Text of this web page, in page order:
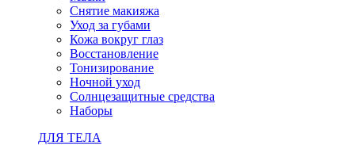
Снятие макияжа
Уход за губами
Кожа вокруг глаз
Восстановление
Тонизирование
Ночной уход
Солнцезащитные средства
Наборы
ДЛЯ ТЕЛА